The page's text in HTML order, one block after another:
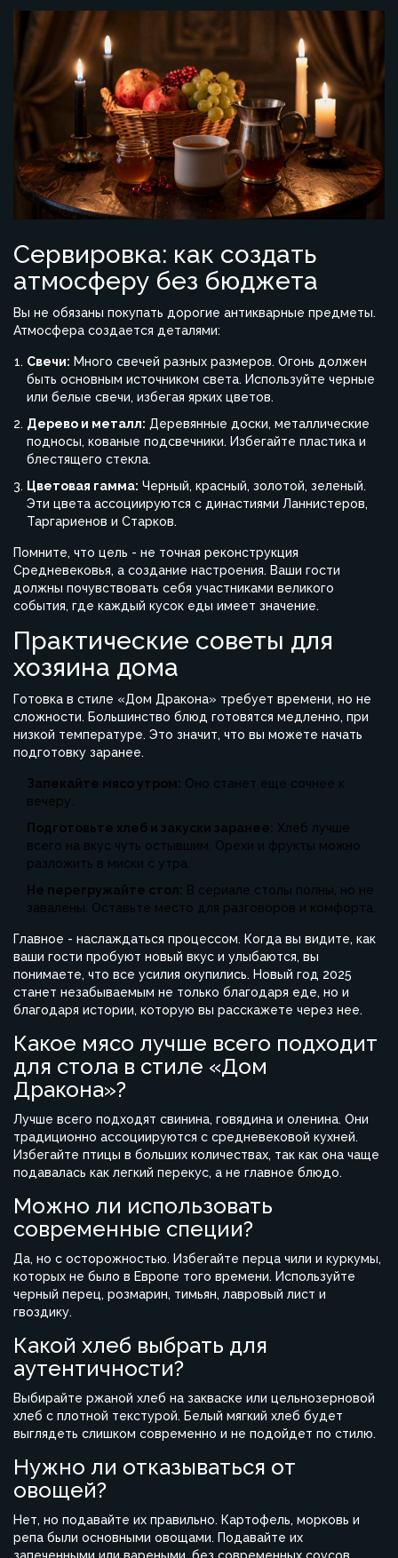
Сервировка: как создать
атмосферу без бюджета
Вы не обязаны покупать дорогие антикварные предметы.
Атмосфера создается деталями:
Свечи: Много свечей разных размеров. Огонь должен
быть основным источником света. Используйте черные
или белые свечи, избегая ярких цветов.
Дерево и металл: Деревянные доски, металлические
подносы, кованые подсвечники. Избегайте пластика и
блестящего стекла.
Цветовая гамма: Черный, красный, золотой, зеленый.
Эти цвета ассоциируются с династиями Ланнистеров,
Таргариенов и Старков.
Помните, что цель - не точная реконструкция
Средневековья, а создание настроения. Ваши гости
должны почувствовать себя участниками великого
события, где каждый кусок еды имеет значение.
Практические советы для
хозяина дома
Готовка в стиле «Дом Дракона» требует времени, но не
сложности. Большинство блюд готовятся медленно, при
низкой температуре. Это значит, что вы можете начать
подготовку заранее.
Запекайте мясо утром: Оно станет еще сочнее к
вечеру.
Подготовьте хлеб и закуски заранее: Хлеб лучше
всего на вкус чуть остывшим. Орехи и фрукты можно
разложить в миски с утра.
Не перегружайте стол: В сериале столы полны, но не
завалены. Оставьте место для разговоров и комфорта.
Главное - наслаждаться процессом. Когда вы видите, как
ваши гости пробуют новый вкус и улыбаются, вы
понимаете, что все усилия окупились. Новый год 2025
станет незабываемым не только благодаря еде, но и
благодаря истории, которую вы расскажете через нее.
Какое мясо лучше всего подходит
для стола в стиле «Дом
Дракона»?
Лучше всего подходят свинина, говядина и оленина. Они
традиционно ассоциируются с средневековой кухней.
Избегайте птицы в больших количествах, так как она чаще
подавалась как легкий перекус, а не главное блюдо.
Можно ли использовать
современные специи?
Да, но с осторожностью. Избегайте перца чили и куркумы,
которых не было в Европе того времени. Используйте
черный перец, розмарин, тимьян, лавровый лист и
гвоздику.
Какой хлеб выбрать для
аутентичности?
Выбирайте ржаной хлеб на закваске или цельнозерновой
хлеб с плотной текстурой. Белый мягкий хлеб будет
выглядеть слишком современно и не подойдет по стилю.
Нужно ли отказываться от
овощей?
Нет, но подавайте их правильно. Картофель, морковь и
репа были основными овощами. Подавайте их